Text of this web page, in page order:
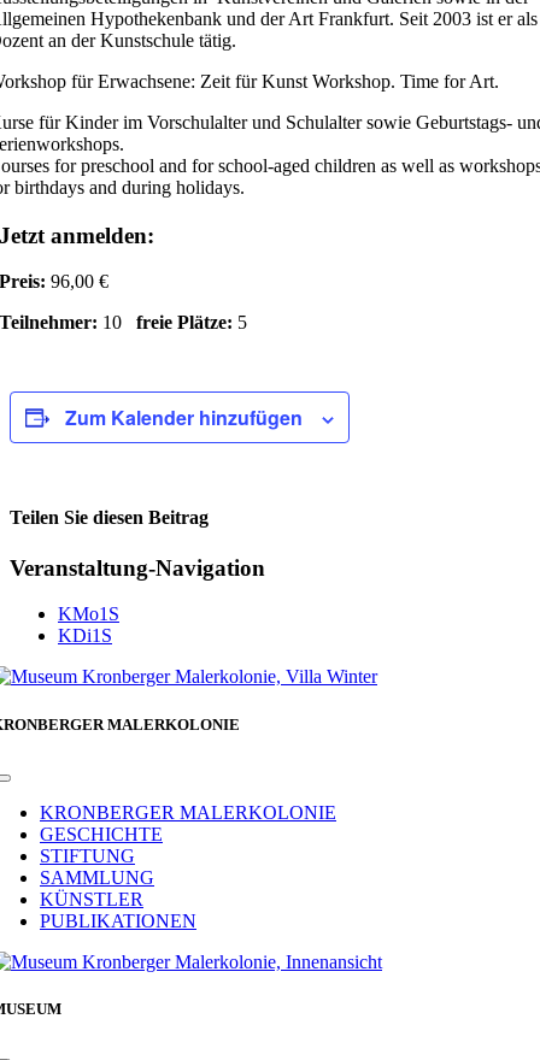
Hypothekenbank und der Art Frankfurt. Seit 2003 ist er als
an der Kunstschule tätig.
für Erwachsene: Zeit für Kunst Workshop. Time for Art.
für Kinder im Vorschulalter und Schulalter sowie Geburtstags-
for preschool and for school-aged children as well as
birthdays and during holidays.
Jetzt anmelden:
Preis: 96,00 €
Teilnehmer: 10freie Plätze: 5
Zum Kalender hinzufügen
Teilen Sie diesen Beitrag
Facebook
Veranstaltung-Navigation
KMo1S
KDi1S
MALERKOLONIE
Toggle
NavigationKRONBERGER MALERKOLONIE
GESCHICHTE
STIFTUNG
SAMMLUNG
KÜNSTLER
PUBLIKATIONEN